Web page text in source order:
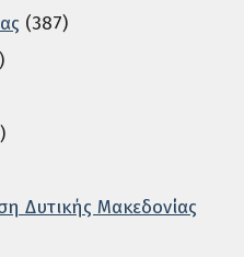
(387)
Δυτικής Μακεδονίας